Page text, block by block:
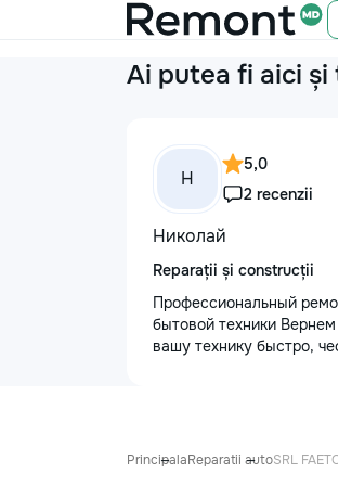
Ai putea fi aici și
Н
5,0
2 recenzii
Николай
Reparații și construcții
Профессиональный
бытовой техники
вашу технику быстро,
течение 1–2 часов после
PrincipalaReparatii autoSRL